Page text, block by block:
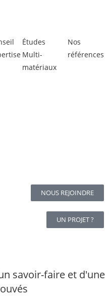
Études
Multi-
matériaux
Nos
références
NOUS REJOINDRE
UN PROJET ?
savoir-faire et d'une